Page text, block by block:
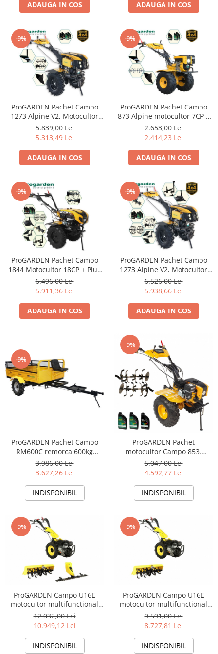
Accesorii utilaje constructii
metalice 350x6 + 5L Ulei
ADAUGA IN COS ADAUGA IN COS
-9%
ProGARDEN Pachet Campo
1273 Alpine V2, Motocultor
12CP + Plug simplu+ Plug
bilonat/rarita + 4 L Ulei
5.839,00 Lei
5.313,49 Lei
ADAUGA IN COS
-9%
ProGARDEN Pachet Campo
873 Alpine motocultor 7CP +
Plug simplu + Plug
bilonat/rarita + 3L Ulei
2.653,00 Lei
2.414,23 Lei
ADAUGA IN COS
-9%
ProGARDEN Pachet Campo
1844 Motocultor 18CP + Plug
bilonat + Plug reversibil +
Prasitoare + Adaptor + 2 roti
metalice 540x170 + 4L Ulei
6.496,00 Lei
5.911,36 Lei
ADAUGA IN COS
-9%
ProGARDEN Pachet Campo
1273 Alpine V2, Motocultor
12CP + PRS20-45
Prasitoare+Plug bilonat/rarita
+PR2B-31 Plug
reversibil+Adaptor + 2 Roti
metalice 540x170 + 4 L Ulei
6.526,00 Lei
5.938,66 Lei
ADAUGA IN COS
-9%
ProGARDEN Pachet Campo
RM600C remorca 600kg
motocultor, cu obloane
inaltare, 1 osie, prindere bolt,
roti profil agricol 6.00-12
3.986,00 Lei
3.627,26 Lei
INDISPONIBIL
-9%
ProGARDEN Pachet
motocultor Campo 853,
benzina, 7.5CP, 2+1 trepte,
roti atv, manicot rulment, ulei
motor si transmisie incluse
5.047,00 Lei
4.592,77 Lei
INDISPONIBIL
-9%
ProGARDEN Campo U16E
motocultor multifunctional
14CP, benzina, EU V, pornire
electrica, 3+2 viteze, reductor
+ FT90 freza tractata 900mm +
BC120M bara cosire mobila
120cm
12.032,00 Lei
10.949,12 Lei
INDISPONIBIL
-9%
ProGARDEN Campo U16E
motocultor multifunctional
14CP, benzina, EU V, pornire
electrica, 3+2 viteze, reductor
+ FT90 freza tractata 900mm
9.591,00 Lei
8.727,81 Lei
INDISPONIBIL